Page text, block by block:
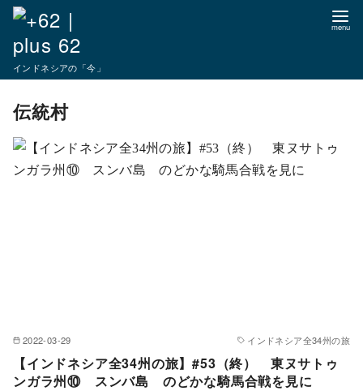
ンインドネシアの「今」
伝統村
2022-03-29 インドネシア全34州の旅
【インドネシア全34州の旅】#53（終） 東ヌサトゥ
ンガラ州⑩ スンバ島 のどかな騎馬合戦を見に